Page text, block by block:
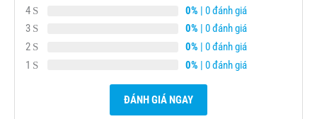
4
0% | 0 đánh giá
3
0% | 0 đánh giá
2
0% | 0 đánh giá
1
0% | 0 đánh giá
ĐÁNH GIÁ NGAY